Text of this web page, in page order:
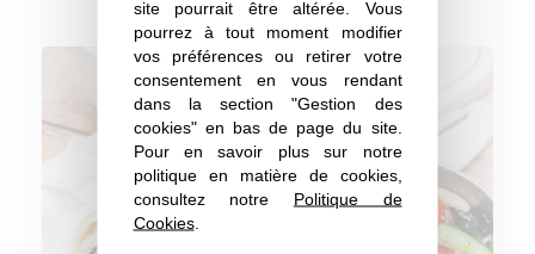
site pourrait être altérée. Vous
pourrez à tout moment modifier
vos préférences ou retirer votre
consentement en vous rendant
dans la section "Gestion des
cookies" en bas de page du site.
Pour en savoir plus sur notre
politique en matière de cookies,
consultez notre Politique de
Cookies.